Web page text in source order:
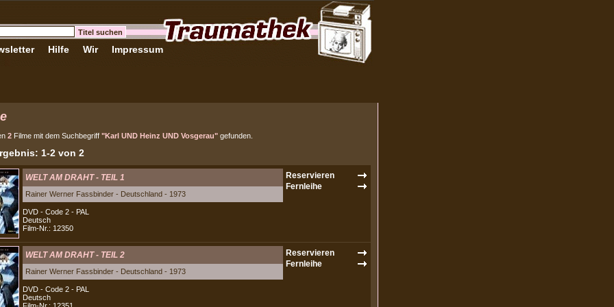
Hilfe Wir Impressum
2 Filme mit dem Suchbegriff "Karl UND Heinz UND Vosgerau" gefunden.
1-2 von 2
WELT AM DRAHT - TEIL 1
Rainer Werner Fassbinder - Deutschland - 1973
DVD - Code 2 - PAL
Deutsch
Film-Nr.: 12350
WELT AM DRAHT - TEIL 2
Rainer Werner Fassbinder - Deutschland - 1973
DVD - Code 2 - PAL
Deutsch